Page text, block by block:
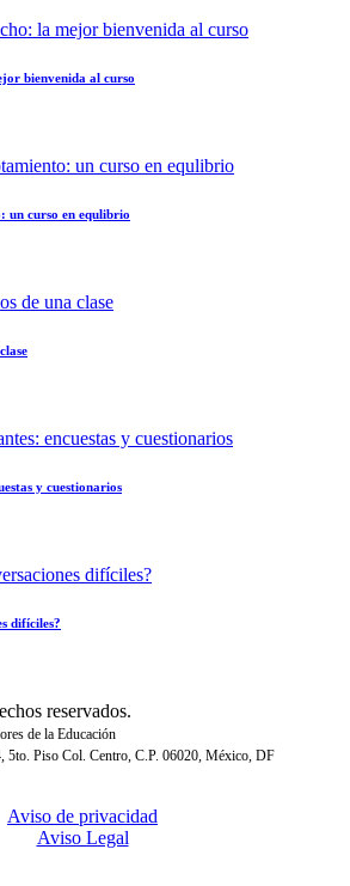
bienvenida al curso
un curso en equlibrio
y cuestionarios
difíciles?
reservados.
de la Educación
5to. Piso Col. Centro, C.P. 06020, México, DF
Aviso de privacidad
Aviso Legal